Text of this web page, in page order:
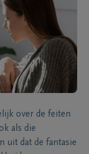
over de feiten
als die
uit dat de fantasie